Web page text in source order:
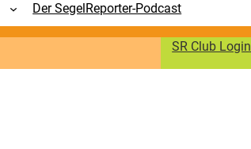
Der SegelReporter-Podcast
SR Club Login